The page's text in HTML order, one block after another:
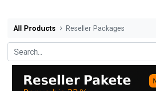
All Products Reseller Packages